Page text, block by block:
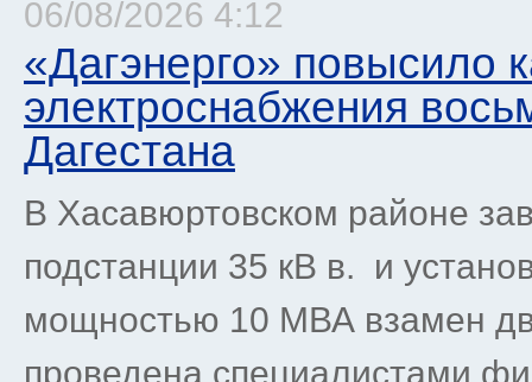
06/08/2026 4:12
«Дагэнерго» повысило
электроснабжения
Дагестана
В Хасавюртовском районе
подстанции 35 кВ в. и
мощностью 10 МВА взамен
проведена специалистами
Страницы